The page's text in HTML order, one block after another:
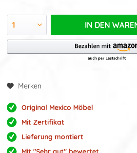
IN DEN
Merken
Original Mexico Möbel
Mit Zertifikat
Lieferung montiert